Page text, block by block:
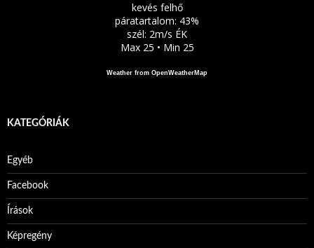
kevés felhő
páratartalom: 43%
szél: 2m/s ÉK
Max 25 • Min 25
Weather from OpenWeatherMap
KATEGÓRIÁK
Egyéb
Facebook
Írások
Képregény